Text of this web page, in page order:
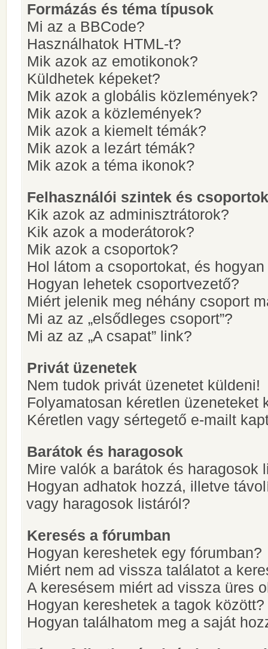
Formázás és téma típusok
Mi az a BBCode?
Használhatok HTML-t?
Mik azok az emotikonok?
Küldhetek képeket?
Mik azok a globális közlemények?
Mik azok a közlemények?
Mik azok a kiemelt témák?
Mik azok a lezárt témák?
Mik azok a téma ikonok?
Felhasználói szintek és csoportok
Kik azok az adminisztrátorok?
Kik azok a moderátorok?
Mik azok a csoportok?
Hol látom a csoportokat, és
Hogyan lehetek csoportvezető?
Miért jelenik meg néhány csoport
Mi az az „elsődleges csoport”?
Mi az az „A csapat” link?
Privát üzenetek
Nem tudok privát üzenetet küldeni!
Folyamatosan kéretlen üzeneteket
Kéretlen vagy sértegető e-mailt
Barátok és haragosok
Mire valók a barátok és haragosok
Hogyan adhatok hozzá, illetve
vagy haragosok listáról?
Keresés a fórumban
Hogyan kereshetek egy fórumban?
Miért nem ad vissza találatot a
A keresésem miért ad vissza üres
Hogyan kereshetek a tagok között?
Hogyan találhatom meg a saját